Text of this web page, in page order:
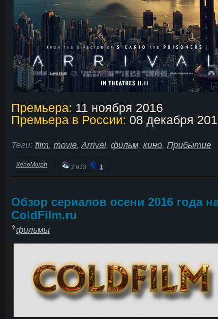
Премьера: 11 ноября 2016
Премьера в России: 08 декабря
Теги: film, movie,Arrival, фильм, кино, Прибытие
XenoMorph 2 633 1
Обзор сериалов осени 2016 года
ColdFilm.ru
фильмы